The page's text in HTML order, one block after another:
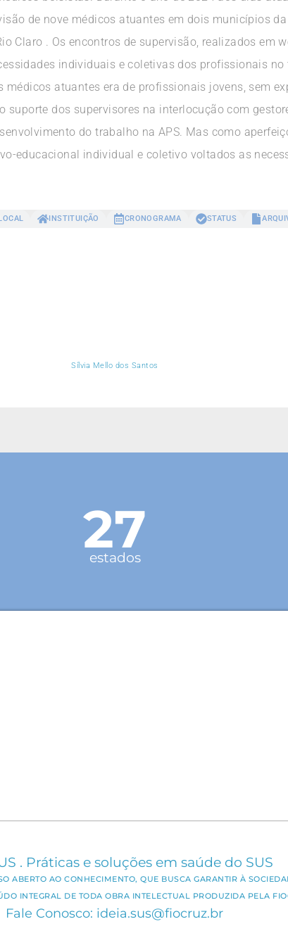
de nove médicos atuantes em dois municípios
Claro . Os encontros de supervisão, realizados em
individuais e coletivas dos profissionais
médicos atuantes era de profissionais jovens, sem
suporte dos supervisores na interlocução com
do trabalho na APS. Mas como
educacional individual e coletivo voltados as
LOCAL INSTITUIÇÃO CRONOGRAMA STATUS
Sílvia Mello dos Santos
27
estados
. Práticas e soluções em saúde do SUS
ABERTO AO CONHECIMENTO, QUE BUSCA GARANTIR À
INTEGRAL DE TODA OBRA INTELECTUAL PRODUZIDA PELA
Fale Conosco: ideia.sus@fiocruz.br